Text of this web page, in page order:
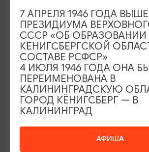
САМОЕ ИНТЕРЕСНОЕ
Фестиваль викингов Кауп
Кауп)
08.08.2026 - 09.08.2026, 13:00-
17:00 (вс)
Зеленоградск, Поселение викингов
АФИША
7 АПРЕЛЯ 1946 ГОДА
ПРЕЗИДИУМА
СССР «ОБ ОБРАЗОВАНИИ
КЕНИГСБЕРГСКОЙ
СОСТАВЕ РСФСР»
4 ИЮЛЯ 1946 ГОДА ОНА
ПЕРЕИМЕНОВАНА В
КАЛИНИНГРАДСКУЮ
ГОРОД КЁНИГСБЕРГ — В
КАЛИНИНГРАД